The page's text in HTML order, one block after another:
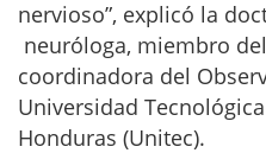
nervioso”, explicó la
neuróloga, miembro
coordinadora del
Universidad
Honduras (Unitec).